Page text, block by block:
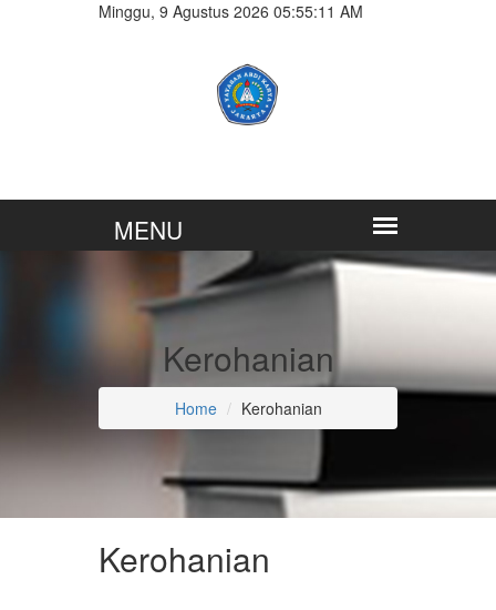
Minggu, 9 Agustus 2026 05:55:12 AM
Kerohanian
Home Kerohanian
Kerohanian